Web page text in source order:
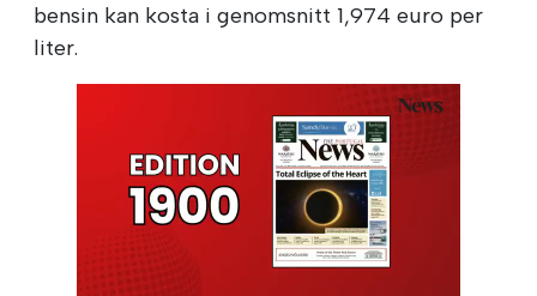
bensin kan kosta i genomsnitt 1,974 euro per
liter.